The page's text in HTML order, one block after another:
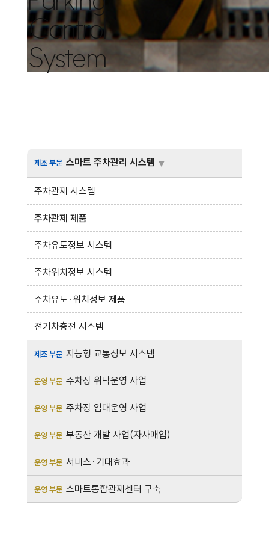
Control
System
제조 부문 스마트 주차관리 시스템
주차관제 시스템
주차관제 제품
주차유도정보 시스템
주차위치정보 시스템
주차유도·위치정보 제품
전기차충전 시스템
제조 부문 지능형 교통정보 시스템
운영 부문 주차장 위탁운영 사업
운영 부문 주차장 임대운영 사업
운영 부문 부동산 개발 사업(자사매입)
운영 부문 서비스·기대효과
운영 부문 스마트통합관제센터 구축